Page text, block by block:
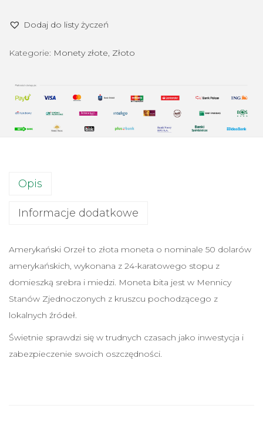
ć
m
k
z
e
ł
1
o
z
z
Dodaj do listy życzeń
Kategorie: Monety złote, Złoto
Opis
Informacje dodatkowe
Amerykański Orzeł to złota moneta o nominale 50 dolarów
amerykańskich, wykonana z 24-karatowego stopu z
domieszką srebra i miedzi. Moneta bita jest w Mennicy
Stanów Zjednoczonych z kruszcu pochodzącego z
lokalnych źródeł.
Świetnie sprawdzi się w trudnych czasach jako inwestycja i
zabezpieczenie swoich oszczędności.